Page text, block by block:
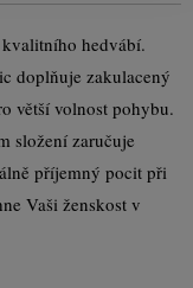
hedvábí.
doplňuje zakulacený
větší volnost pohybu.
složení zaručuje
příjemný pocit při
Vaši ženskost v